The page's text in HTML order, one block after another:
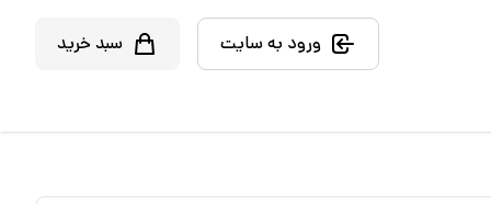
ورود به سایت سبد خرید